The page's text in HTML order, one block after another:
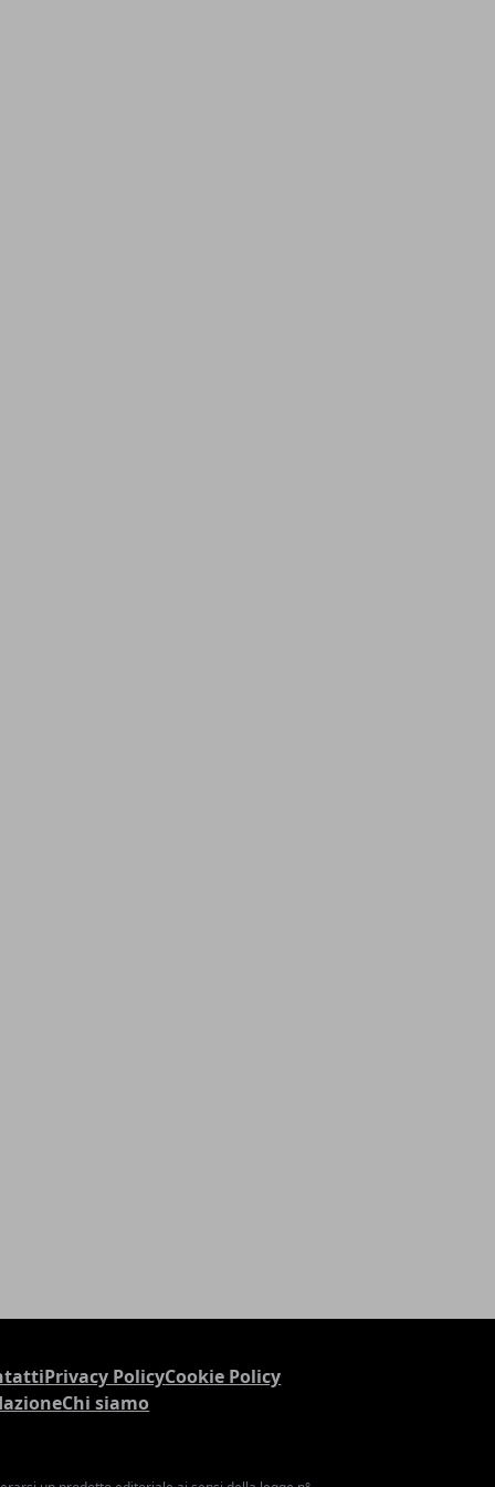
Privacy PolicyCookie Policy
Chi siamo